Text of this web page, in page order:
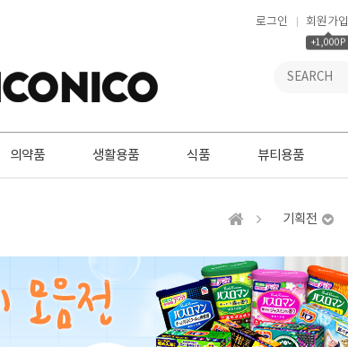
로그인 회원가입
+1,000P
의약품 생활용품 식품 뷰티용품
기획전